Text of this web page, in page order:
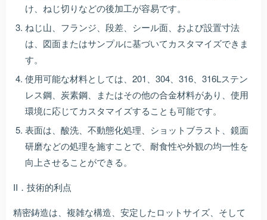
け、ねじ切りなどの後加工が容易です。
ねじ山、フランジ、段差、シール面、および設置寸法
は、図面またはサンプルに基づいてカスタマイズできま
す。
使用可能な材料としては、201、304、316、316Lステン
レス鋼、炭素鋼、またはその他の合金材料があり、使用
環境に応じてカスタマイズすることも可能です。
表面は、酸洗、不動態化処理、ショットブラスト、鏡面
研磨などの処理を施すことで、耐食性や外観の均一性を
向上させることができる。
II．技術的利点
精密鋳造は、複雑な構造、安定したロットサイズ、そして